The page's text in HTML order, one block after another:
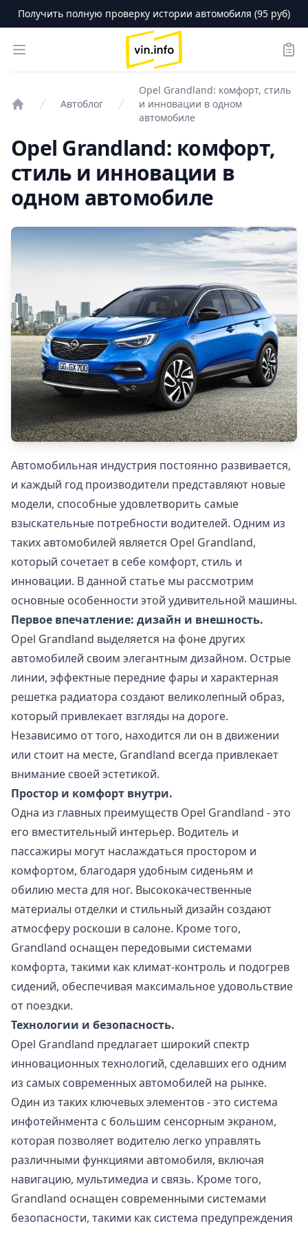
Получить полную проверку истории автомобиля (95 руб)
Open menu
logo
Автоблог
Opel Grandland: комфорт, стиль
и инновации в одном
автомобиле
Opel Grandland: комфорт,
стиль и инновации в
одном автомобиле
Автомобильная индустрия постоянно развивается,
и каждый год производители представляют новые
модели, способные удовлетворить самые
взыскательные потребности водителей. Одним из
таких автомобилей является Opel Grandland,
который сочетает в себе комфорт, стиль и
инновации. В данной статье мы рассмотрим
основные особенности этой удивительной машины.
Первое впечатление: дизайн и внешность.
Opel Grandland выделяется на фоне других
автомобилей своим элегантным дизайном. Острые
линии, эффектные передние фары и характерная
решетка радиатора создают великолепный образ,
который привлекает взгляды на дороге.
Независимо от того, находится ли он в движении
или стоит на месте, Grandland всегда привлекает
внимание своей эстетикой.
Простор и комфорт внутри.
Одна из главных преимуществ Opel Grandland - это
его вместительный интерьер. Водитель и
пассажиры могут наслаждаться простором и
комфортом, благодаря удобным сиденьям и
обилию места для ног. Высококачественные
материалы отделки и стильный дизайн создают
атмосферу роскоши в салоне. Кроме того,
Grandland оснащен передовыми системами
комфорта, такими как климат-контроль и подогрев
сидений, обеспечивая максимальное удовольствие
от поездки.
Технологии и безопасность.
Opel Grandland предлагает широкий спектр
инновационных технологий, сделавших его одним
из самых современных автомобилей на рынке.
Один из таких ключевых элементов - это система
инфотейнмента с большим сенсорным экраном,
которая позволяет водителю легко управлять
различными функциями автомобиля, включая
навигацию, мультимедиа и связь. Кроме того,
Grandland оснащен современными системами
безопасности, такими как система предупреждения